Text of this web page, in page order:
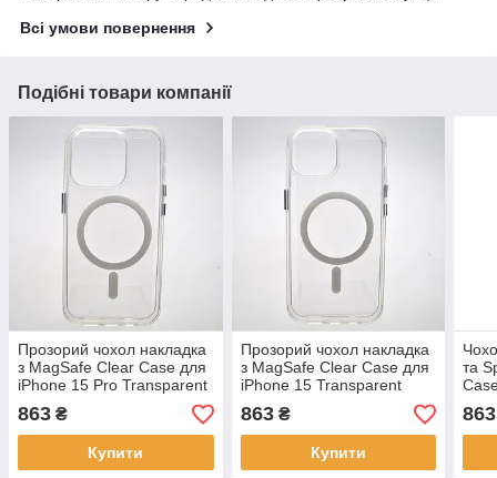
Всі умови повернення
Подібні товари компанії
Прозорий чохол накладка
з MagSafe Clear Case для
iPhone 15 Pro Transparent
863 ₴
Купити
Прозорий чохол накладка
з MagSafe Clear Case для
iPhone 15 Transparent
863₴
Купити
та
863